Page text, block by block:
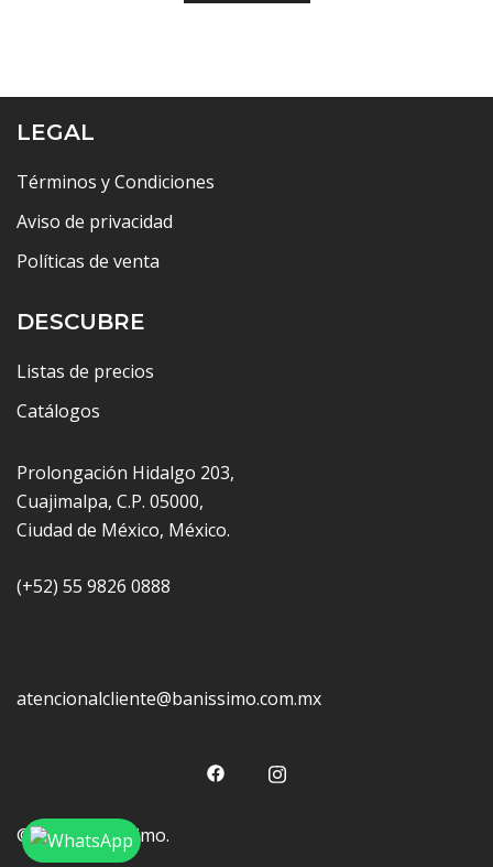
LEGAL
Términos y Condiciones
Aviso de privacidad
Políticas de venta
DESCUBRE
Listas de precios
Catálogos
Prolongación Hidalgo 203,
Cuajimalpa, C.P. 05000,
Ciudad de México, México.
(+52) 55 9826 0888
atencionalcliente@banissimo.com.mx
© 2026 Baníssimo.